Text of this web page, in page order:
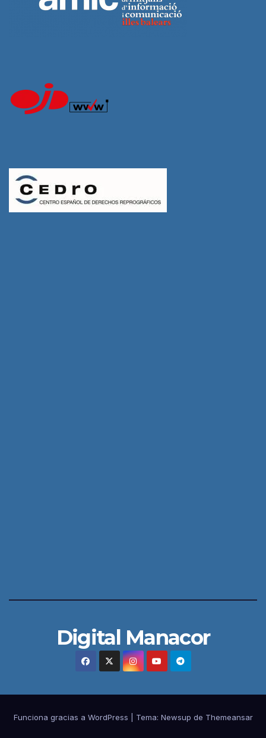
Digital Manacor
Funciona gracias a WordPress Tema: Newsup de Themeansar